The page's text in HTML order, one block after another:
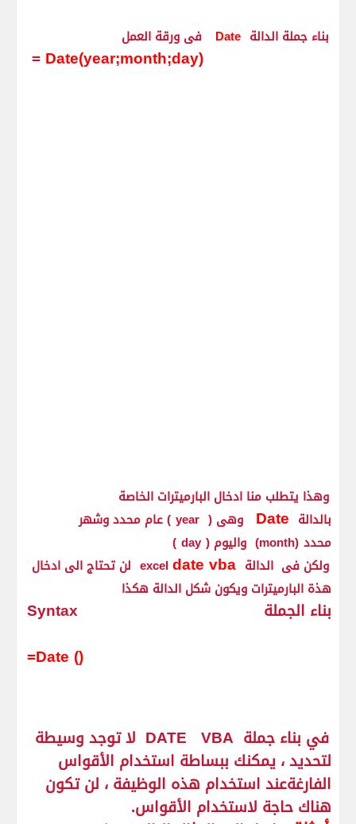
بناء جملة الدالة Date فى ورقة العمل
Date(year;month;day)
=
وهذا يتطلب منا ادخال البارميترات الخاصة
بالدالة Date وهى ( year ) عام محدد وشهر
محدد (month) واليوم ( day
)
ولكن فى الدالة date vba
لن تحتاج الى ادخال
هذة البارميترات ويكون شكل الدالة هكذا
Syntax
بناء الجملة
=Date ()
في بناء جملة VBA
DATE لا توجد وسيطة
لتحديد ، يمكنك ببساطة استخدام الأقواس
الفارغةعند استخدام هذه الوظيفة ، لن تكون
هناك حاجة لاستخدام الأقواس.